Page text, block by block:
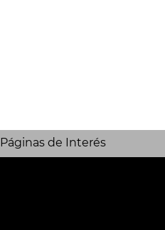
Páginas de Interés